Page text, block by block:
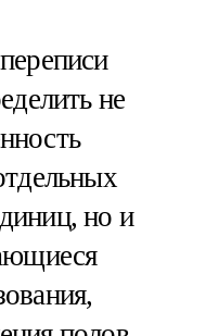
не
но и